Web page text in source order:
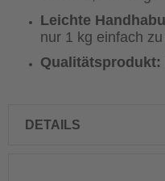
Leichte
nur 1 kg einfach
Qualitätsprodukt:
DETAILS